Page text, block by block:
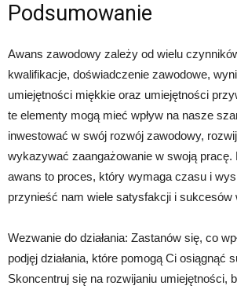
Podsumowanie
Awans zawodowy zależy od wielu
kwalifikacje, doświadczenie zawodowe,
umiejętności miękkie oraz umiejętności
te elementy mogą mieć wpływ na nasze
inwestować w swój rozwój zawodowy,
wykazywać zaangażowanie w swoją pracę.
awans to proces, który wymaga czasu i
przynieść nam wiele satysfakcji i sukcesów
Wezwanie do działania: Zastanów się, co
podjęj działania, które pomogą Ci osiągnąć
Skoncentruj się na rozwijaniu umiejętności,